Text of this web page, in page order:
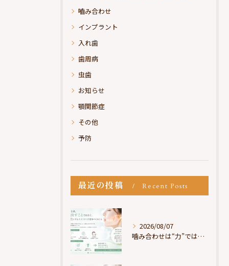
嚙み合わせ
インプラント
入れ歯
歯周病
虫歯
お知らせ
顎関節症
その他
予防
最近の投稿 Recent Posts
2026/08/07
噛み合わせは“力”ではなく“許可”である